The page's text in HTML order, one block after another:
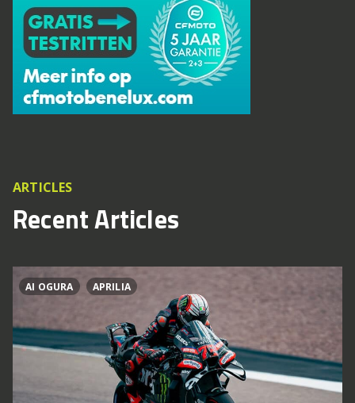
ARTICLES
Recent Articles
AI OGURA APRILIA